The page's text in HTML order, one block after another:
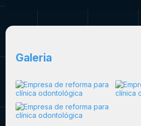
Galeria